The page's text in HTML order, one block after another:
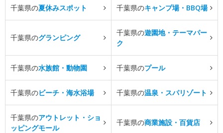
千葉県の夏休みスポット 千葉県のキャンプ場・BBQ場
千葉県のグランピング
千葉県の遊園地・テーマパー
ク
千葉県の水族館・動物園 千葉県のプール
千葉県のビーチ・海水浴場 千葉県の温泉・スパリゾート
千葉県のアウトレット・ショ
ッピングモール
千葉県の商業施設・百貨店